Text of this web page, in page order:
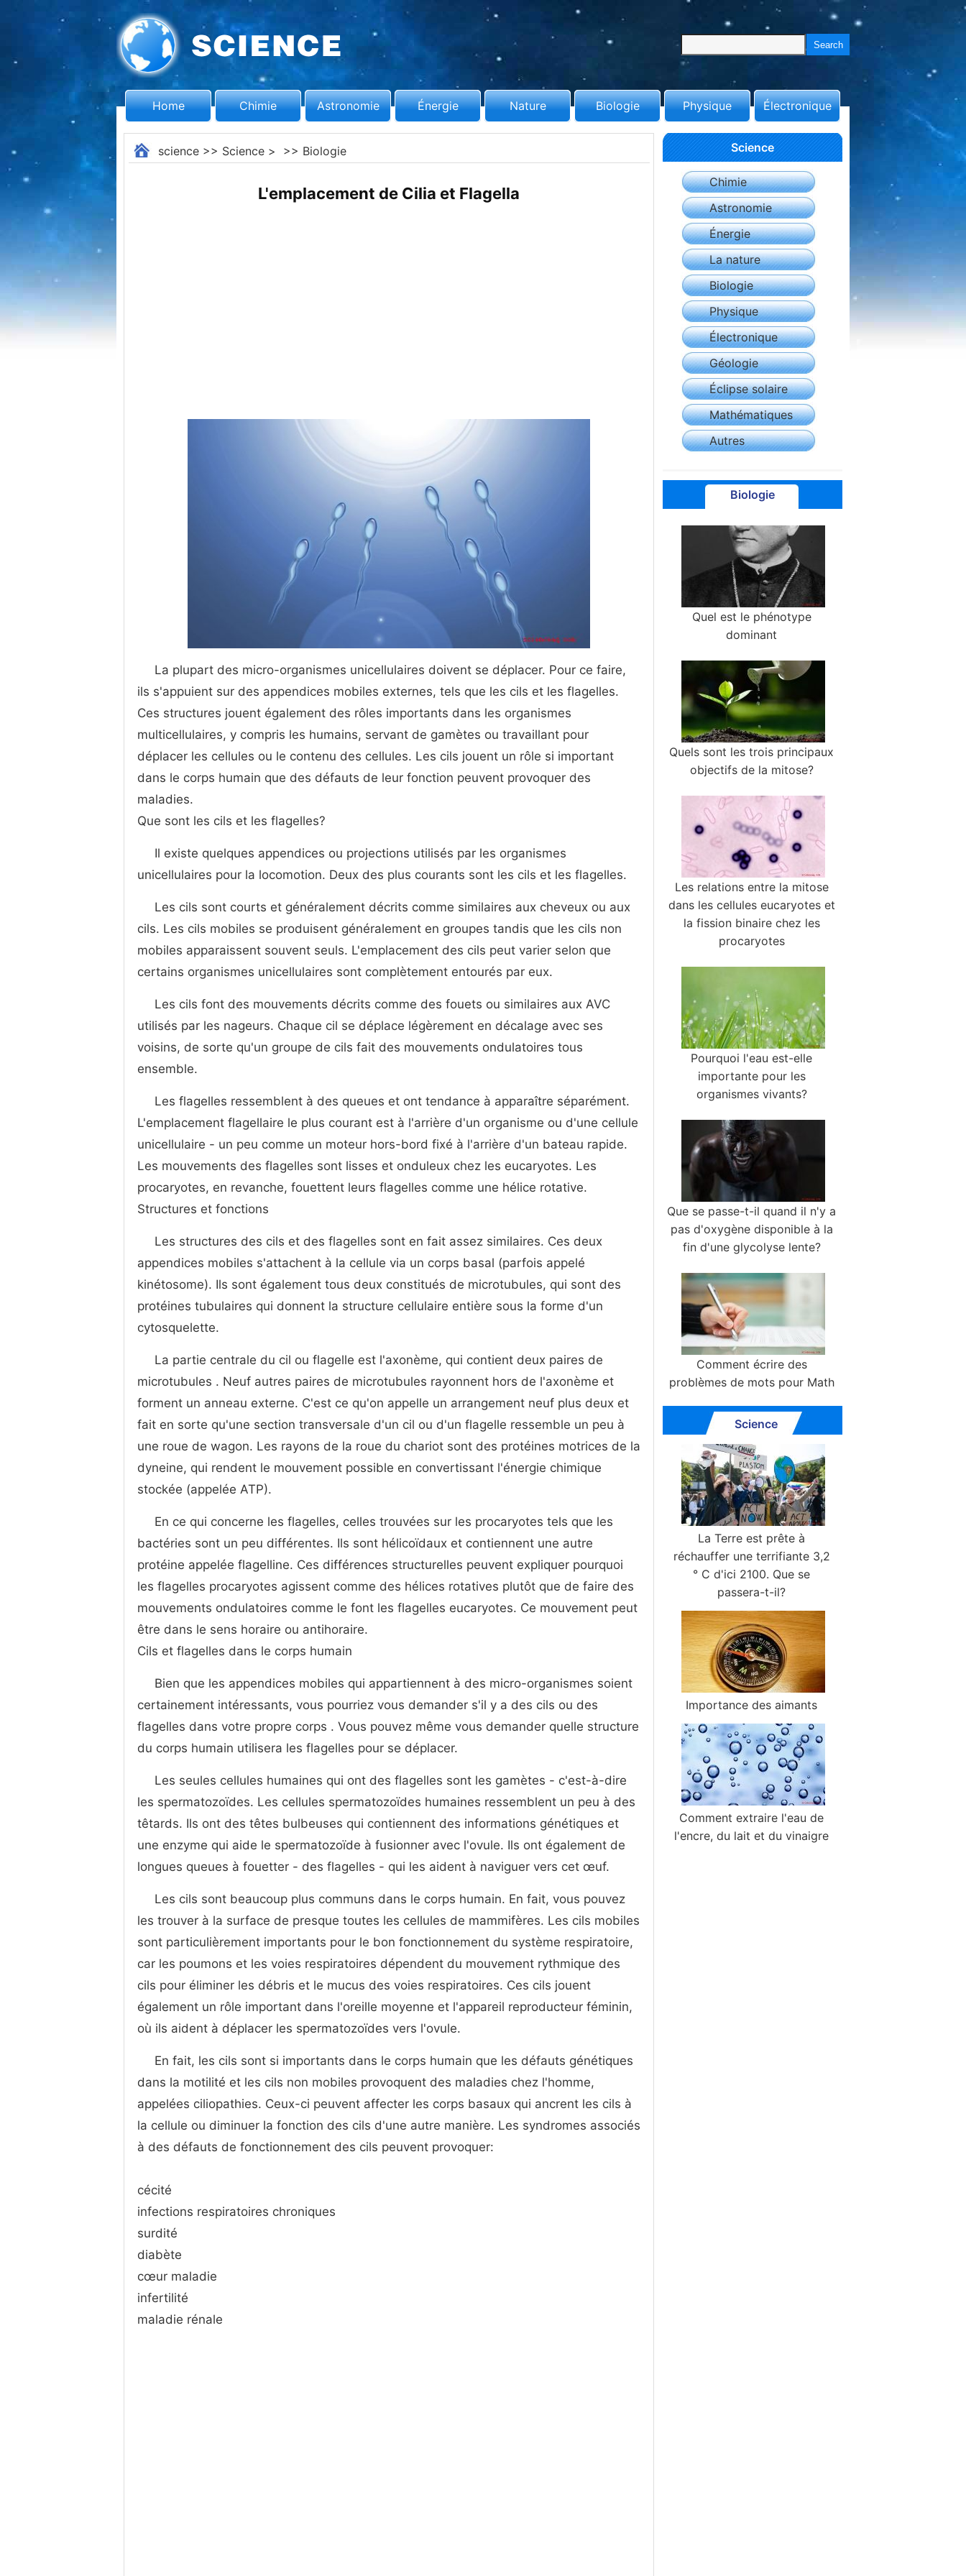
Home Chimie Astronomie Énergie Nature Biologie Physique Électronique
science>> Science> >> Biologie
L'emplacement de Cilia et Flagella
La plupart des micro-organismes unicellulaires doivent se déplacer. Pour ce faire,
ils s'appuient sur des appendices mobiles externes, tels que les cils et les flagelles.
Ces structures jouent également des rôles importants dans les organismes
multicellulaires, y compris les humains, servant de gamètes ou travaillant pour
déplacer les cellules ou le contenu des cellules. Les cils jouent un rôle si important
dans le corps humain que des défauts de leur fonction peuvent provoquer des
maladies.
Que sont les cils et les flagelles?
Il existe quelques appendices ou projections utilisés par les organismes
unicellulaires pour la locomotion. Deux des plus courants sont les cils et les flagelles.
Les cils sont courts et généralement décrits comme similaires aux cheveux ou aux
cils. Les cils mobiles se produisent généralement en groupes tandis que les cils non
mobiles apparaissent souvent seuls. L'emplacement des cils peut varier selon que
certains organismes unicellulaires sont complètement entourés par eux.
Les cils font des mouvements décrits comme des fouets ou similaires aux AVC
utilisés par les nageurs. Chaque cil se déplace légèrement en décalage avec ses
voisins, de sorte qu'un groupe de cils fait des mouvements ondulatoires tous
ensemble.
Les flagelles ressemblent à des queues et ont tendance à apparaître séparément.
L'emplacement flagellaire le plus courant est à l'arrière d'un organisme ou d'une cellule
unicellulaire - un peu comme un moteur hors-bord fixé à l'arrière d'un bateau rapide.
Les mouvements des flagelles sont lisses et onduleux chez les eucaryotes. Les
procaryotes, en revanche, fouettent leurs flagelles comme une hélice rotative.
Structures et fonctions
Les structures des cils et des flagelles sont en fait assez similaires. Ces deux
appendices mobiles s'attachent à la cellule via un corps basal (parfois appelé
kinétosome). Ils sont également tous deux constitués de microtubules, qui sont des
protéines tubulaires qui donnent la structure cellulaire entière sous la forme d'un
cytosquelette.
La partie centrale du cil ou flagelle est l'axonème, qui contient deux paires de
microtubules . Neuf autres paires de microtubules rayonnent hors de l'axonème et
forment un anneau externe. C'est ce qu'on appelle un arrangement neuf plus deux et
fait en sorte qu'une section transversale d'un cil ou d'un flagelle ressemble un peu à
une roue de wagon. Les rayons de la roue du chariot sont des protéines motrices de la
dyneine, qui rendent le mouvement possible en convertissant l'énergie chimique
stockée (appelée ATP).
En ce qui concerne les flagelles, celles trouvées sur les procaryotes tels que les
bactéries sont un peu différentes. Ils sont hélicoïdaux et contiennent une autre
protéine appelée flagelline. Ces différences structurelles peuvent expliquer pourquoi
les flagelles procaryotes agissent comme des hélices rotatives plutôt que de faire des
mouvements ondulatoires comme le font les flagelles eucaryotes. Ce mouvement peut
être dans le sens horaire ou antihoraire.
Cils et flagelles dans le corps humain
Bien que les appendices mobiles qui appartiennent à des micro-organismes soient
certainement intéressants, vous pourriez vous demander s'il y a des cils ou des
flagelles dans votre propre corps . Vous pouvez même vous demander quelle structure
du corps humain utilisera les flagelles pour se déplacer.
Les seules cellules humaines qui ont des flagelles sont les gamètes - c'est-à-dire
les spermatozoïdes. Les cellules spermatozoïdes humaines ressemblent un peu à des
têtards. Ils ont des têtes bulbeuses qui contiennent des informations génétiques et
une enzyme qui aide le spermatozoïde à fusionner avec l'ovule. Ils ont également de
longues queues à fouetter - des flagelles - qui les aident à naviguer vers cet œuf.
Les cils sont beaucoup plus communs dans le corps humain. En fait, vous pouvez
les trouver à la surface de presque toutes les cellules de mammifères. Les cils mobiles
sont particulièrement importants pour le bon fonctionnement du système respiratoire,
car les poumons et les voies respiratoires dépendent du mouvement rythmique des
cils pour éliminer les débris et le mucus des voies respiratoires. Ces cils jouent
également un rôle important dans l'oreille moyenne et l'appareil reproducteur féminin,
où ils aident à déplacer les spermatozoïdes vers l'ovule.
En fait, les cils sont si importants dans le corps humain que les défauts génétiques
dans la motilité et les cils non mobiles provoquent des maladies chez l'homme,
appelées ciliopathies. Ceux-ci peuvent affecter les corps basaux qui ancrent les cils à
la cellule ou diminuer la fonction des cils d'une autre manière. Les syndromes associés
à des défauts de fonctionnement des cils peuvent provoquer:
cécité
infections respiratoires chroniques
surdité
diabète
cœur maladie
infertilité
maladie rénale
Science
Chimie
Astronomie
Énergie
La nature
Biologie
Physique
Électronique
Géologie
Éclipse solaire
Mathématiques
Autres
Biologie
Quel est le phénotype
dominant
Quels sont les trois principaux
objectifs de la mitose?
Les relations entre la mitose
dans les cellules eucaryotes et
la fission binaire chez les
procaryotes
Pourquoi l'eau est-elle
importante pour les
organismes vivants?
Que se passe-t-il quand il n'y a
pas d'oxygène disponible à la
fin d'une glycolyse lente?
Comment écrire des
problèmes de mots pour Math
Science
La Terre est prête à
réchauffer une terrifiante 3,2
° C d'ici 2100. Que se
passera-t-il?
Importance des aimants
Comment extraire l'eau de
l'encre, du lait et du vinaigre